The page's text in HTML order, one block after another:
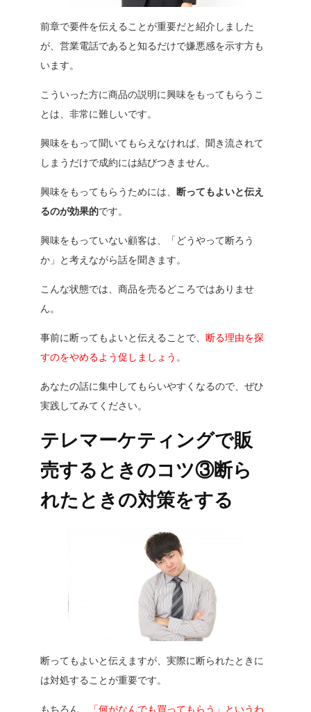
前章で要件を伝えることが重要だと紹介しました
が、営業電話であると知るだけで嫌悪感を示す方も
います。
こういった方に商品の説明に興味をもってもらうこ
とは、非常に難しいです。
興味をもって聞いてもらえなければ、聞き流されて
しまうだけで成約には結びつきません。
興味をもってもらうためには、断ってもよいと伝え
るのが効果的です。
興味をもっていない顧客は、「どうやって断ろう
か 」と考えながら話を聞きます。
こんな状態では、商品を売るどころではありませ
ん。
事前に断ってもよいと伝えることで、断る理由を探
すのをやめるよう促しましょう。
あなたの話に集中してもらいやすくなるので、ぜひ
実践してみてください。
テレマーケティングで販
売するときのコツ③断ら
れたときの対策をする
断ってもよいと伝えますが、実際に断られたときに
は対処することが重要です。
もちろん、
「何がなんでも買ってもらう」というわ